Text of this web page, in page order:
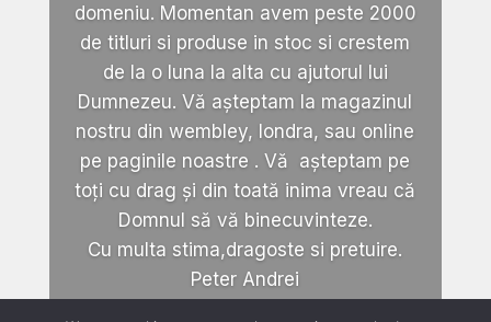
domeniu. Momentan avem peste 2000
de titluri si produse in stoc si crestem
de la o luna la alta cu ajutorul lui
Dumnezeu. Vă așteptam la magazinul
nostru din wembley, londra, sau online
pe paginile noastre . Vă așteptam pe
toți cu drag și din toată inima vreau că
Domnul să vă binecuvinteze.
Cu multa stima,dragoste si pretuire.
Peter Andrei